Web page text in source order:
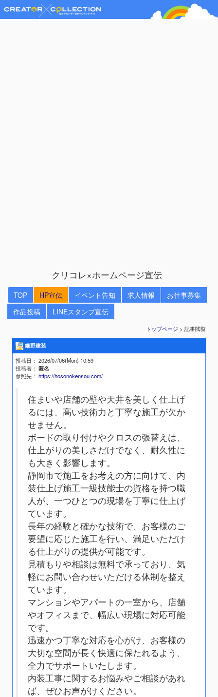
クリコレ×ホームページ宣伝
TOP HP宣伝 イベント告知 求人情報
お仕事募集
作品投稿
LINEスタンプ宣伝
トップページ > 記事閲覧
細野建装
投稿日 ： 2026/07/06(Mon) 10:59
投稿者 ：匿名
参照先 ：https://hosonokensou.com/
住まいや店舗の壁や天井を美しく仕上げ
るには、高い技術力と丁寧な施工が欠か
せません。
ボードの取り付けやクロスの張替えは、
仕上がりの美しさだけでなく、耐久性に
も大きく影響します。
静岡市で施工をお考えの方に向けて、内
装仕上げ施工一級技能士の資格を持つ職
人が、一つひとつの現場を丁寧に仕上げ
ています。
長年の経験と確かな技術で、お客様のご
要望に応じた施工を行い、満足いただけ
る仕上がりの提供が可能です。
見積もりや相談は無料で承っており、気
軽にお問い合わせいただける体制を整え
ています。
マンションやアパートの一室から、店舗
やオフィスまで、幅広い現場に対応可能
です。
迅速かつ丁寧な対応を心がけ、お客様の
大切な空間が長く快適に保たれるよう、
全力でサポートいたします。
内装工事に関するお悩みやご相談があれ
ば、ぜひお声がけください。